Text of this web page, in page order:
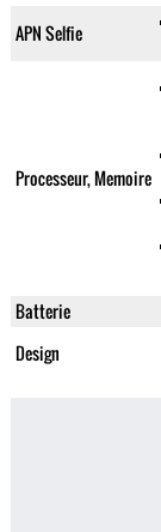
APN Selfie
Processeur, Memoire
Batterie
Design